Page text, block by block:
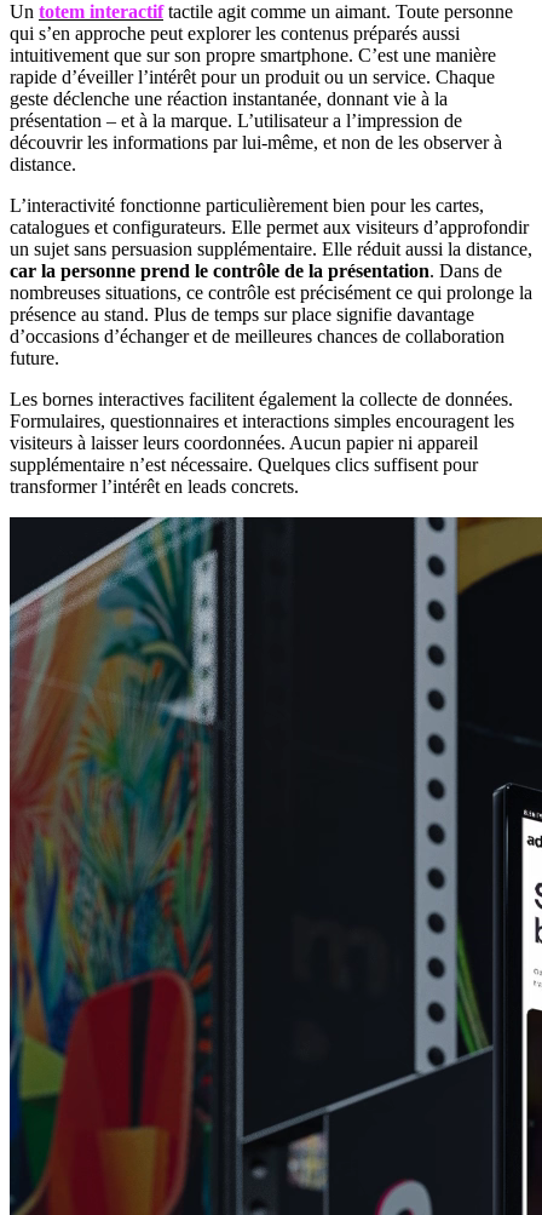
Un totem interactiftactile agit comme un aimant. Toute personne
qui s’en approche peut explorer les contenus préparés aussi
intuitivement que sur son propre smartphone. C’est une manière
rapide d’éveiller l’intérêt pour un produit ou un service. Chaque
geste déclenche une réaction instantanée, donnant vie à la
présentation – et à la marque. L’utilisateur a l’impression de
découvrir les informations par lui-même, et non de les observer à
distance.
L’interactivité fonctionne particulièrement bien pour les cartes,
catalogues et configurateurs. Elle permet aux visiteurs d’approfondir
un sujet sans persuasion supplémentaire. Elle réduit aussi la distance,
car la personne prend le contrôle de la présentation. Dans de
nombreuses situations, ce contrôle est précisément ce qui prolonge la
présence au stand. Plus de temps sur place signifie davantage
d’occasions d’échanger et de meilleures chances de collaboration
future.
Les bornes interactives facilitent également la collecte de données.
Formulaires, questionnaires et interactions simples encouragent les
visiteurs à laisser leurs coordonnées. Aucun papier ni appareil
supplémentaire n’est nécessaire. Quelques clics suffisent pour
transformer l’intérêt en leads concrets.